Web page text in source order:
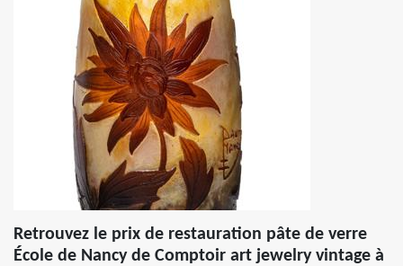
Retrouvez le prix de restauration pâte de verre
École de Nancy de Comptoir art jewelry vintage à